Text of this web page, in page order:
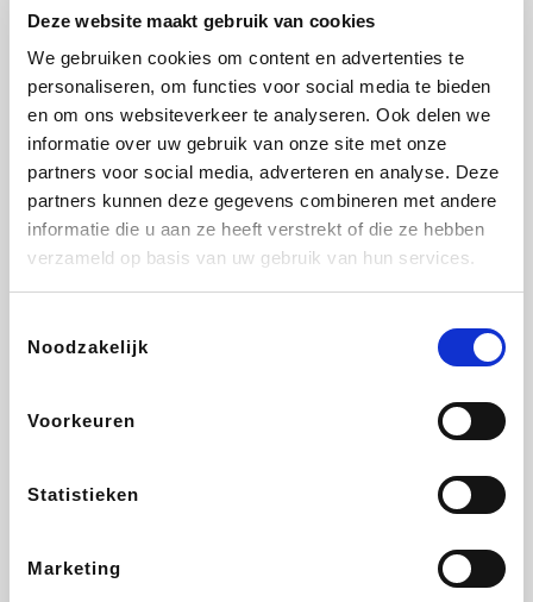
Deze website maakt gebruik van cookies
We gebruiken cookies om content en advertenties te
personaliseren, om functies voor social media te bieden
en om ons websiteverkeer te analyseren. Ook delen we
informatie over uw gebruik van onze site met onze
partners voor social media, adverteren en analyse. Deze
partners kunnen deze gegevens combineren met andere
informatie die u aan ze heeft verstrekt of die ze hebben
verzameld op basis van uw gebruik van hun services.
Noodzakelijk
Voorkeuren
Statistieken
Marketing
Vidaxl Lampenlicht.be Plopsa Adidas
All Accor
DectDirect
SupraBazar